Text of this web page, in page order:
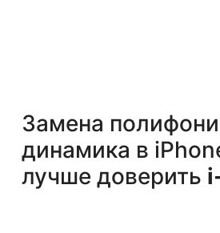
Замена
динамика в
лучше доверить